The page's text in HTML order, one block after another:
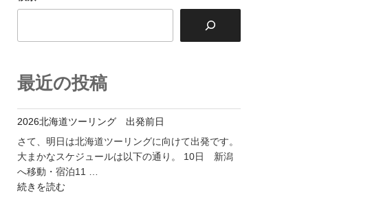
最近の投稿
2026北海道ツーリング 出発前日
さて、明日は北海道ツーリングに向けて出発です。
大まかなスケジュールは以下の通り。 10日 新潟
へ移動・宿泊11 …
"2026
続きを読む